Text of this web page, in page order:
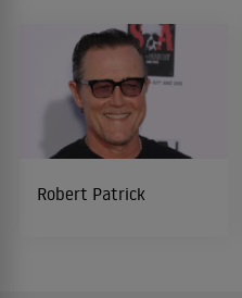
Robert Patrick